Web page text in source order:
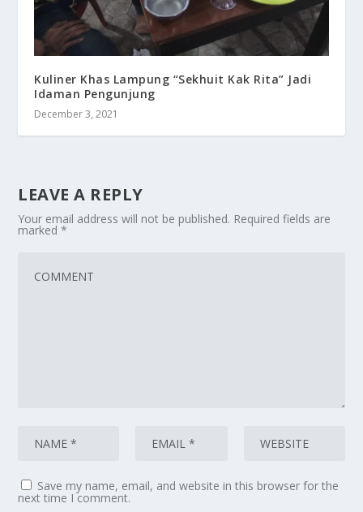
Kuliner Khas Lampung “Sekhuit Kak Rita” Jadi
Idaman Pengunjung
December 3, 2021
LEAVE A REPLY
Your email address will not be published. Required fields are
marked*
Save my name, email, and website in this browser for the
next time I comment.